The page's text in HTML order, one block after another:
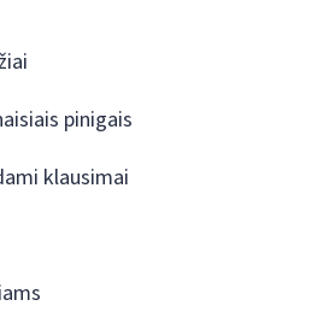
pinigais
klausimai